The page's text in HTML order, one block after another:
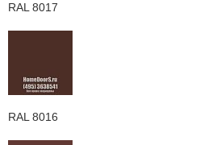
RAL 8017
RAL 8016